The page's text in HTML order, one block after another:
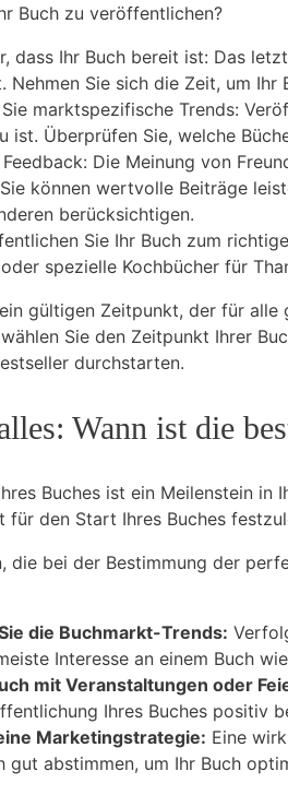
Buch zu veröffentlichen?
dass Ihr Buch bereit ist: Das
Nehmen Sie sich die Zeit, um
marktspezifische Trends:
ist. Überprüfen Sie, welche
Die Meinung von
können wertvolle Beiträge
berücksichtigen.
Sie Ihr Buch zum
spezielle Kochbücher für
gültigen Zeitpunkt, der für
Sie den Zeitpunkt Ihrer
durchstarten.
Wann ist die
Buches ist ein Meilenstein
den Start Ihres Buches
die bei der Bestimmung der
die Buchmarkt-Trends:
Interesse an einem Buch
mit Veranstaltungen oder
Ihres Buches positiv
Marketingstrategie: Eine
gut abstimmen, um Ihr Buch